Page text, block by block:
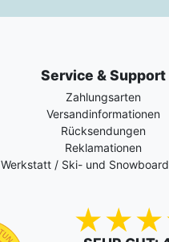
Service & Support
Zahlungsarten
Versandinformationen
Rücksendungen
Reklamationen
Werkstatt / Ski- und